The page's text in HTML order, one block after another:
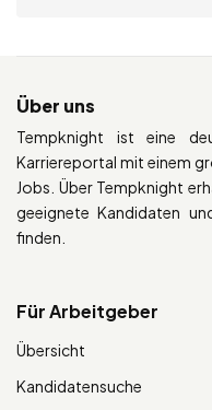
Über uns
Tempknight ist eine
Karriereportal mit einem
Jobs. Über Tempknight
geeignete Kandidaten
finden.
Für Arbeitgeber
Übersicht
Kandidatensuche